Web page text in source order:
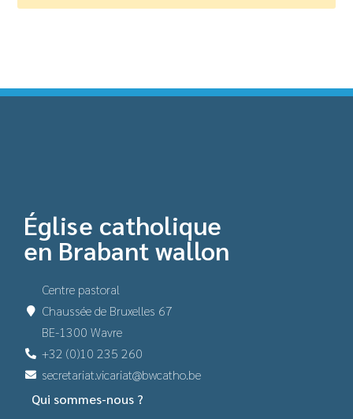
Église catholique
en Brabant wallon
Centre pastoral
Chaussée de Bruxelles 67
BE-1300 Wavre
+32 (0)10 235 260
secretariat.vicariat@bwcatho.be
Qui sommes-nous ?